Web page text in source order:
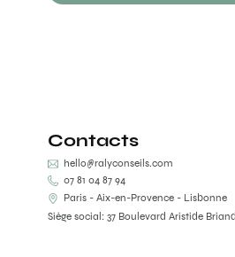
Contacts
hello@ralyconseils.com
07 81 04 87 94
Paris - Aix-en-Provence - Lisbonne
Siège social: 37 Boulevard Aristide